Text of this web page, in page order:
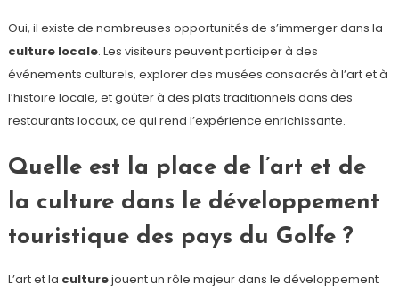
Oui, il existe de nombreuses opportunités de s’immerger dans la
culture locale. Les visiteurs peuvent participer à des
événements culturels, explorer des musées consacrés à l’art et à
l’histoire locale, et goûter à des plats traditionnels dans des
restaurants locaux, ce qui rend l’expérience enrichissante.
Quelle est la place de l’art et de
la culture dans le développement
touristique des pays du Golfe ?
L’art et la culturejouent un rôle majeur dans le développement